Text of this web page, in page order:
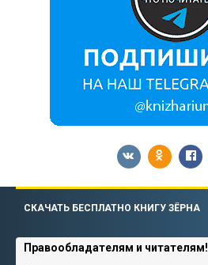
СКАЧАТЬ БЕСПЛАТНО КНИГУ ЗЁРНА
Правообладателям и читателям!